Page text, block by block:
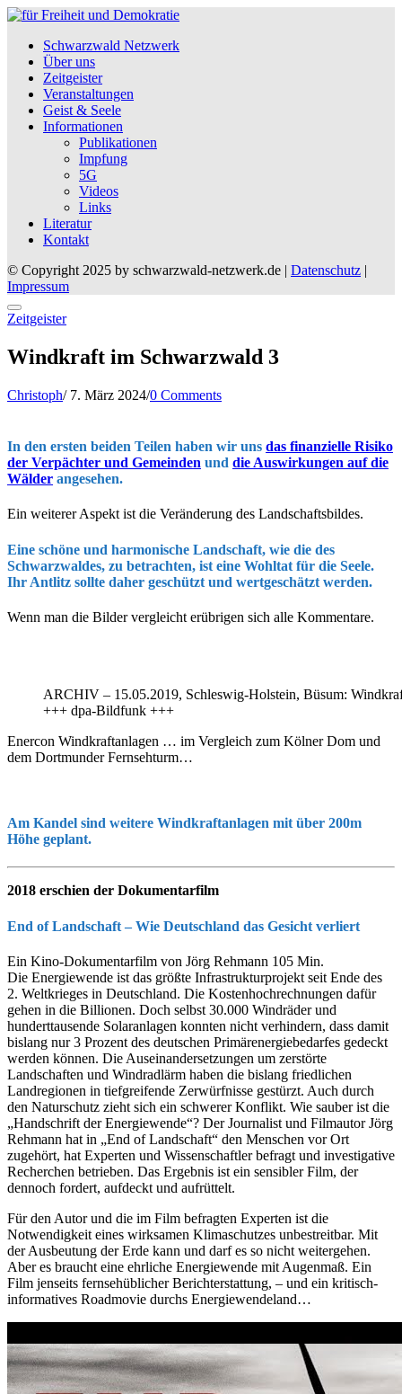
Schwarzwald Netzwerk
Über uns
Zeitgeister
Veranstaltungen
Geist & Seele
Informationen
Publikationen
Impfung
5G
Videos
Links
Literatur
Kontakt
© Copyright 2025 by schwarzwald-netzwerk.de | Datenschutz |
Impressum
Posted
Zeitgeister
Windkraft im Schwarzwald 3
Christoph/Posted
7. März 2024/0 Comments
In den ersten beiden Teilen haben wir uns das finanzielle Risiko
der Verpächter und Gemeinden und die Auswirkungen auf die
Wälder angesehen.
Ein weiterer Aspekt ist die Veränderung des Landschaftsbildes.
Eine schöne und harmonische Landschaft, wie die des
Schwarzwaldes, zu betrachten, ist eine Wohltat für die Seele.
Ihr Antlitz sollte daher geschützt und wertgeschätzt werden.
Wenn man die Bilder vergleicht erübrigen sich alle Kommentare.
ARCHIV – 15.05.2019, Schleswig-Holstein, Büsum:
+++ dpa-Bildfunk +++
Enercon Windkraftanlagen … im Vergleich zum Kölner Dom und
dem Dortmunder Fernsehturm…
Am Kandel sind weitere Windkraftanlagen mit über 200m
Höhe geplant.
2018 erschien der Dokumentarfilm
End of Landschaft – Wie Deutschland das Gesicht verliert
Ein Kino-Dokumentarfilm von Jörg Rehmann 105 Min.
Die Energiewende ist das größte Infrastrukturprojekt seit Ende des
2. Weltkrieges in Deutschland. Die Kostenhochrechnungen dafür
gehen in die Billionen. Doch selbst 30.000 Windräder und
hunderttausende Solaranlagen konnten nicht verhindern, dass damit
bislang nur 3 Prozent des deutschen Primärenergiebedarfes gedeckt
werden können. Die Auseinandersetzungen um zerstörte
Landschaften und Windradlärm haben die bislang friedlichen
Landregionen in tiefgreifende Zerwürfnisse gestürzt. Auch durch
den Naturschutz zieht sich ein schwerer Konflikt. Wie sauber ist die
„Handschrift der Energiewende“? Der Journalist und Filmautor Jörg
Rehmann hat in „End of Landschaft“ den Menschen vor Ort
zugehört, hat Experten und Wissenschaftler befragt und investigative
Recherchen betrieben. Das Ergebnis ist ein sensibler Film, der
dennoch fordert, aufdeckt und aufrüttelt.
Für den Autor und die im Film befragten Experten ist die
Notwendigkeit eines wirksamen Klimaschutzes unbestreitbar. Mit
der Ausbeutung der Erde kann und darf es so nicht weitergehen.
Aber es braucht eine ehrliche Energiewende mit Augenmaß. Ein
Film jenseits fernsehüblicher Berichterstattung, – und ein kritisch-
informatives Roadmovie durchs Energiewendeland…